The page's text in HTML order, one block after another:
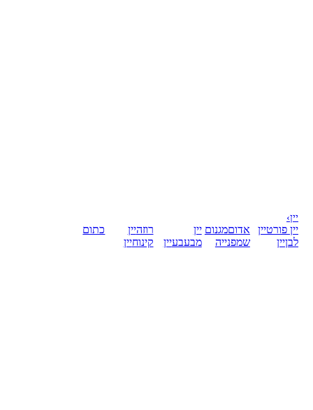
יין›
יין פורטיין
לבןיין
אדוםמגנום
שמפנייה
יין
מבעבעיין
רוזהיין
קינוחיין
כתום